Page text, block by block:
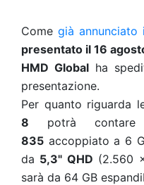
Come già annunciato
presentato il 16
HMD Global ha
presentazione.
Per quanto riguarda
8 potrà
835 accoppiato a 6
da 5,3" QHD (2.560
sarà da 64 GB